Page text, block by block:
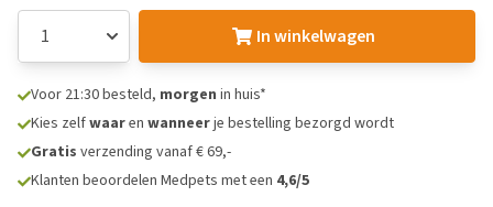
In winkelwagen
Voor 21:30 besteld, morgen in huis*
Kies zelfwaaren wanneerje bestelling bezorgd wordt
Gratis verzending vanaf € 69,-
Klanten beoordelen Medpets met een 4,6/5